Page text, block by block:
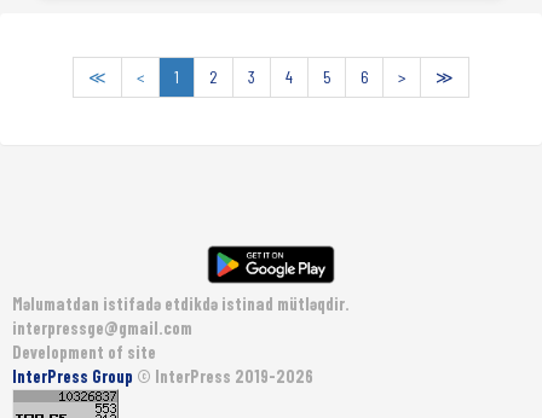
≪ < 1 2 3 4 5 6 > ≫
Məlumatdan istifadə etdikdə istinad mütləqdir.
interpressge@gmail.com
Development of site
InterPress Group © InterPress 2019-2026